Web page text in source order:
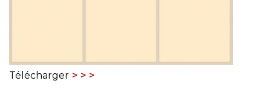
Télécharger